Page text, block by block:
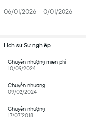
06/01/2026 - 10/01/2026
Lịch sử Sự nghiệp
Chuyển nhượng miễn phí
10/09/2024
Chuyển nhượng
09/02/2024
Chuyển nhượng
17/07/2018